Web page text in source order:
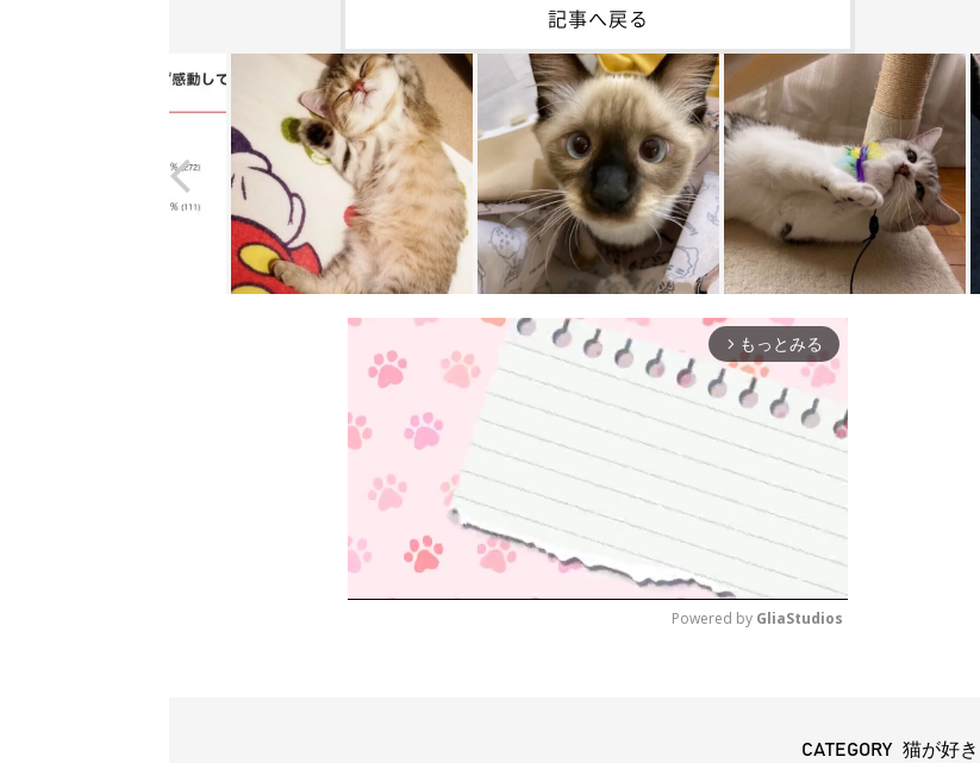
記事へ戻る
arrow_forward_ios もっとみる
Powered by GliaStudios
CATEGORY 猫が好き